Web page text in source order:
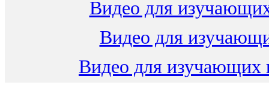
Видео для
Видео для
Видео для изучающих